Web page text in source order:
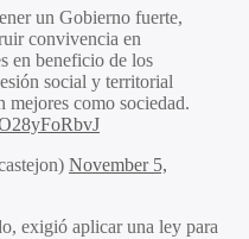
un Gobierno fuerte,
convivencia en
en beneficio de los
social y territorial
mejores como sociedad.
November 5,
exigió aplicar una ley para